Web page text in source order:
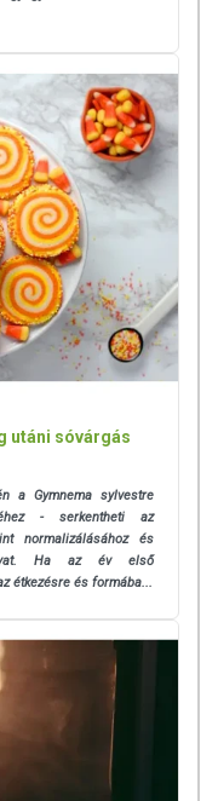
utáni sóvárgás
a Gymnema sylvestre
- serkentheti az
normalizálásához és
Ha az év első
étkezésre és formába...